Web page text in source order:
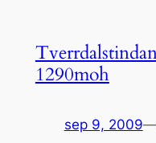
1290moh
sep 9, 2009—